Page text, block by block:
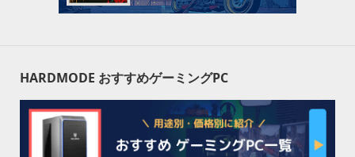
HARDMODE おすすめゲーミングPC